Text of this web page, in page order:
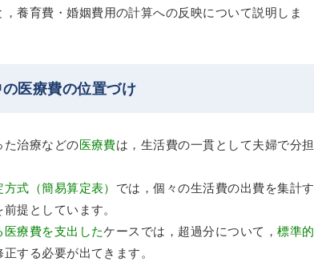
養育費・婚姻費用の計算への反映について説明しま
医療費の位置づけ
た治療などの医療費は，生活費の一貫として夫婦で分担
式（簡易算定表） では，個々の生活費の出費を集計す
提としています。
療費を支出したケースでは，超過分について，標準的
する必要が出てきます。